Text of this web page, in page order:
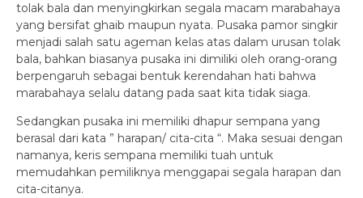
tolak bala dan menyingkirkan segala macam marabahaya
yang bersifat ghaib maupun nyata. Pusaka pamor singkir
menjadi salah satu ageman kelas atas dalam urusan tolak
bala, bahkan biasanya pusaka ini dimiliki oleh orang-orang
berpengaruh sebagai bentuk kerendahan hati bahwa
marabahaya selalu datang pada saat kita tidak siaga.
Sedangkan pusaka ini memiliki dhapur sempana yang
berasal dari kata ” harapan/ cita-cita “. Maka sesuai dengan
namanya, keris sempana memiliki tuah untuk
memudahkan pemiliknya menggapai segala harapan dan
cita-citanya.